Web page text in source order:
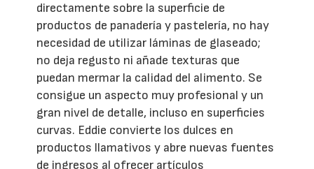
directamente sobre la superficie de
productos de panadería y pastelería, no hay
necesidad de utilizar láminas de glaseado;
no deja regusto ni añade texturas que
puedan mermar la calidad del alimento. Se
consigue un aspecto muy profesional y un
gran nivel de detalle, incluso en superficies
curvas. Eddie convierte los dulces en
productos llamativos y abre nuevas fuentes
de ingresos al ofrecer artículos